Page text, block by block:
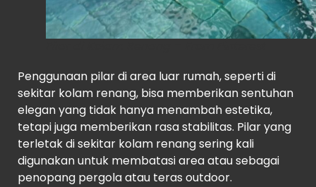
Penggunaan pilar di area luar rumah, seperti di
sekitar kolam renang, bisa memberikan sentuhan
elegan yang tidak hanya menambah estetika,
tetapi juga memberikan rasa stabilitas. Pilar yang
terletak di sekitar kolam renang sering kali
digunakan untuk membatasi area atau sebagai
penopang pergola atau teras outdoor.